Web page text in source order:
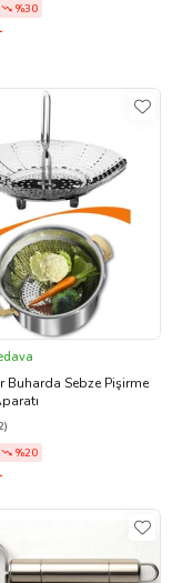
%30
Buharda Sebze Pişirme
%20